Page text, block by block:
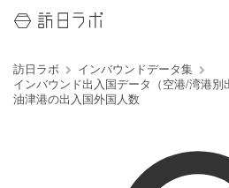
訪日ラボ
インバウンドデータ集
インバウンド出入国データ（空港/湾港別
油津港の出入国外国人数